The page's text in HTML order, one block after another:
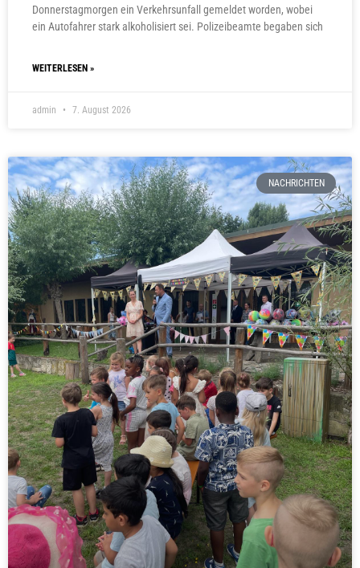
Donnerstagmorgen ein Verkehrsunfall gemeldet worden, wobei
ein Autofahrer stark alkoholisiert sei. Polizeibeamte begaben sich
WEITERLESEN »
admin 7. August 2026
NACHRICHTEN